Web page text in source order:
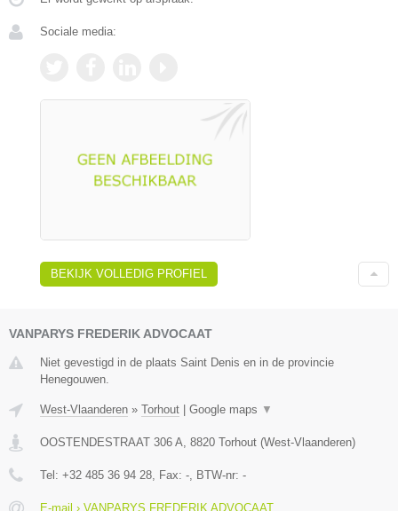
Sociale media:
BEKIJK VOLLEDIG PROFIEL
VANPARYS FREDERIK ADVOCAAT
Niet gevestigd in de plaats Saint Denis en in de provincie
Henegouwen.
West-Vlaanderen » Torhout Google maps ▼
OOSTENDESTRAAT 306 A, 8820 Torhout (West-Vlaanderen)
Tel: +32 485 36 94 28, Fax: -, BTW-nr: -
E-mail › VANPARYS FREDERIK ADVOCAAT